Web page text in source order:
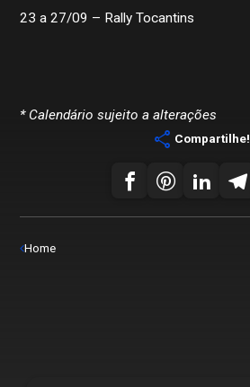
23 a 27/09 – Rally Tocantins
* Calendário sujeito a alterações
share Compartilhe!
Home